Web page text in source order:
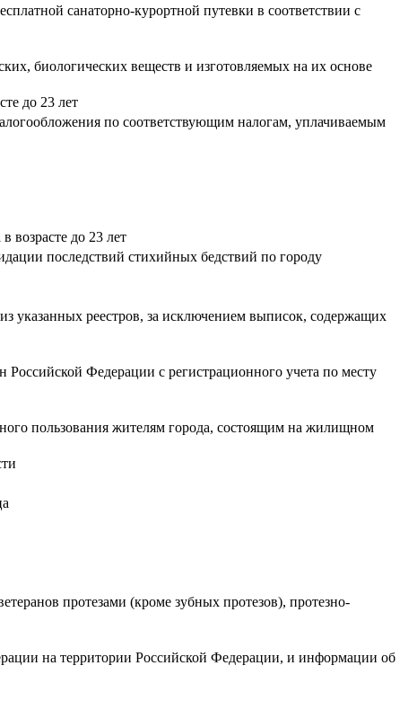
санаторно-курортной путевки в соответствии с
биологических веществ и изготовляемых на их основе
до 23 лет
по соответствующим налогам, уплачиваемым
возрасте до 23 лет
последствий стихийных бедствий по городу
указанных реестров, за исключением выписок, содержащих
Федерации с регистрационного учета по месту
пользования жителям города, состоящим на жилищном
протезами (кроме зубных протезов), протезно-
на территории Российской Федерации, и информации об